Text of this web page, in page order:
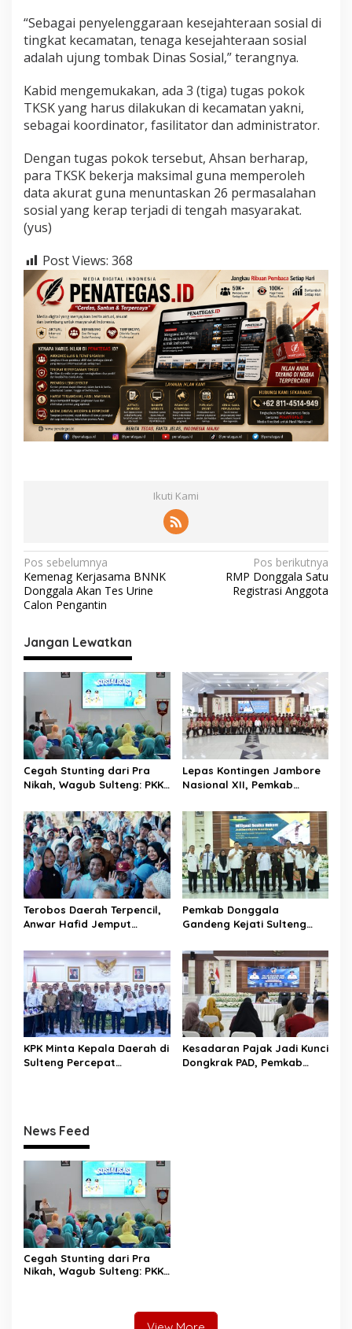
“Sebagai penyelenggaraan kesejahteraan sosial di
tingkat kecamatan, tenaga kesejahteraan sosial
adalah ujung tombak Dinas Sosial,” terangnya.
Kabid mengemukakan, ada 3 (tiga) tugas pokok
TKSK yang harus dilakukan di kecamatan yakni,
sebagai koordinator, fasilitator dan administrator.
Dengan tugas pokok tersebut, Ahsan berharap,
para TKSK bekerja maksimal guna memperoleh
data akurat guna menuntaskan 26 permasalahan
sosial yang kerap terjadi di tengah masyarakat.
(yus)
Post Views: 368
Ikuti Kami
N
a
v
i
g
a
s
i
p
o
s
Pos sebelumnya
Kemenag Kerjasama BNNK
Donggala Akan Tes Urine
Calon Pengantin
Pos berikutnya
RMP Donggala Satu
Registrasi Anggota
Jangan Lewatkan
Cegah Stunting dari Pra
Nikah, Wagub Sulteng: PKK
Selamatkan Generasi Emas
Lepas Kontingen Jambore
Nasional XII, Pemkab
Pramuka Jadi Duta
Karakter dan Kebanggaan
Daerah
Terobos Daerah Terpencil,
Anwar Hafid Jemput
“Tak Boleh Ada Wilayah
yang Tertinggal”
Pemkab Donggala
Gandeng Kejati Sulteng
Pengadaan Barang dan
Jasa
KPK Minta Kepala Daerah di
Sulteng Percepat
Kesadaran Pajak Jadi Kunci
Dongkrak PAD, Pemkab
News Feed
Cegah Stunting dari Pra
Nikah, Wagub Sulteng: PKK